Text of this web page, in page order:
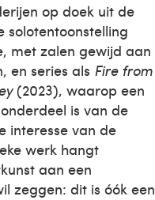
op doek uit de
solotentoonstelling
met zalen gewijd aan
en series als Fire from
(2023), waarop een
is van de
interesse van de
werk hangt
aan een
zeggen: dit is óók een